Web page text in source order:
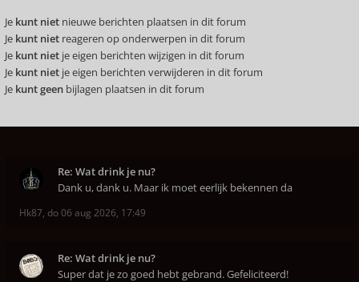
Je kunt niet nieuwe berichten plaatsen in dit forum
Je kunt niet reageren op onderwerpen in dit forum
Je kunt niet je eigen berichten wijzigen in dit forum
Je kunt niet je eigen berichten verwijderen in dit forum
Je kunt geen bijlagen plaatsen in dit forum
Re: Wat drink je nu?
Dank u, dank u. Maar ik moet eerlijk bekennen da
Hk87, do 06 aug 2026, 17:49
Re: Wat drink je nu?
Super dat je zo goed hebt gebrand. Gefeliciteerd!